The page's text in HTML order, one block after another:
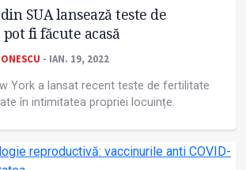
SUA lansează teste de
fi făcute acasă
- IAN. 19, 2022
York a lansat recent teste de fertilitate
în intimitatea propriei locuințe.